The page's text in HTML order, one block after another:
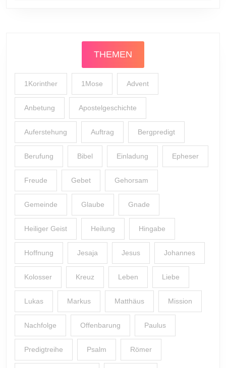
THEMEN
1Korinther 1Mose Advent
Anbetung Apostelgeschichte
Auferstehung Auftrag Bergpredigt
Berufung Bibel Einladung Epheser
Freude Gebet Gehorsam
Gemeinde Glaube Gnade
Heiliger Geist Heilung Hingabe
Hoffnung Jesaja Jesus Johannes
Kolosser Kreuz Leben Liebe
Lukas Markus Matthäus Mission
Nachfolge Offenbarung Paulus
Predigtreihe Psalm Römer